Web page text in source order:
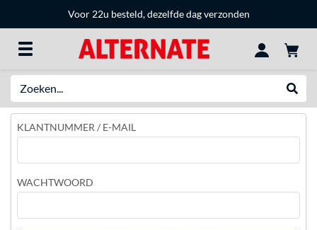
Voor 22u besteld, dezelfde dag verzonden
KLANTNUMMER / E-MAIL
WACHTWOORD